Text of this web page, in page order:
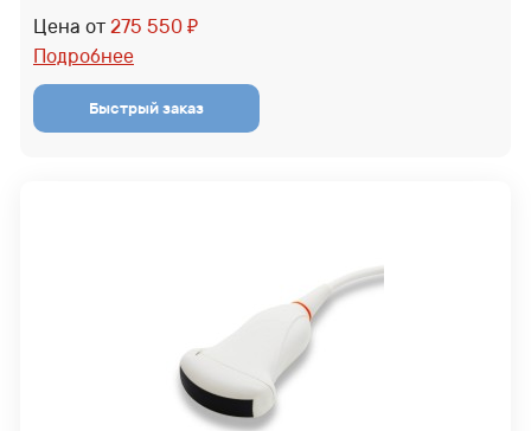
Цена от 275 550 ₽
Подробнее